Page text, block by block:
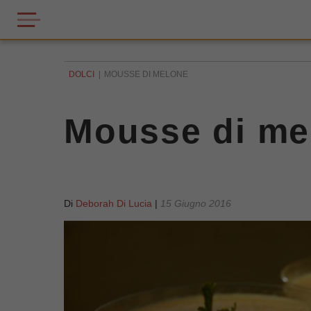
DOLCI MOUSSE DI MELONE
Mousse di
Di Deborah Di Lucia | 15 Giugno 2016